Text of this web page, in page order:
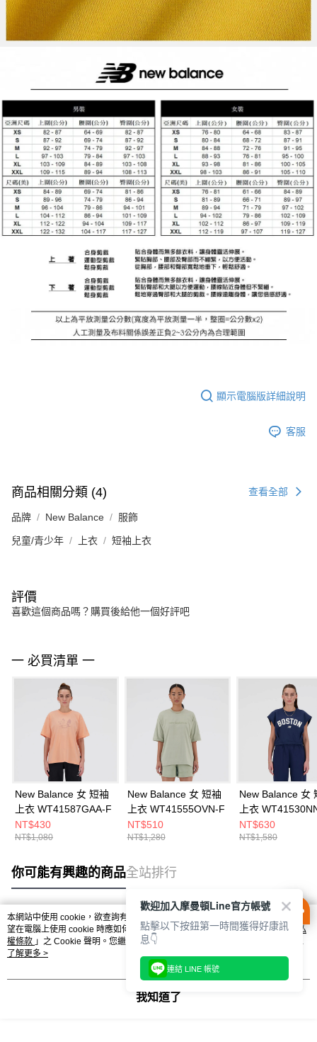
顯示電腦版詳細說明
客服
商品相關分類 (4) 查看全部
品牌 New Balance 服飾
兒童/青少年 上衣 短袖上衣
評價
喜歡這個商品嗎？購買後給他一個好評吧
一 必買清單 一
New Balance 女 短袖
上衣 WT41587GAA-F
NT$430
NT$1,080
New Balance 女 短袖
上衣 WT41555OVN-F
NT$510
NT$1,280
New Balance 女
上衣
NT$630
NT$1,580
你可能有興趣的商品全站排行
熱門標籤
本網站中使用 cookie，欲查詢有關本網站使用 cookie 方式之詳情，及若您不希
望在電腦上使用 cookie 時應如何變更電腦的 cookie 設定，請參閱本網站「
隱私
權條款 」之 Cookie 聲明。您繼續使用本網站即表示您同意本公司得按本網站使
用條款之 Cookie 聲明使用 cookie。
了解更多 >
我知道了
歡迎加入摩曼頓Line官方帳號
點擊以下按鈕第一時間獲得好康訊
息👇
連結 LINE 帳號